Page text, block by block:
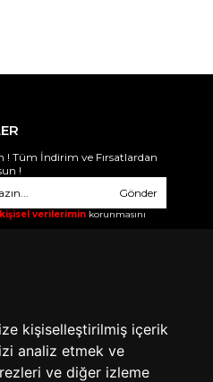
kişiselleştirilmiş içerik
analiz etmek ve
ve diğer izleme
! Tüm İndirim ve Fırsatlardan
!
Gönder
kişisel verileriminkorunmasını